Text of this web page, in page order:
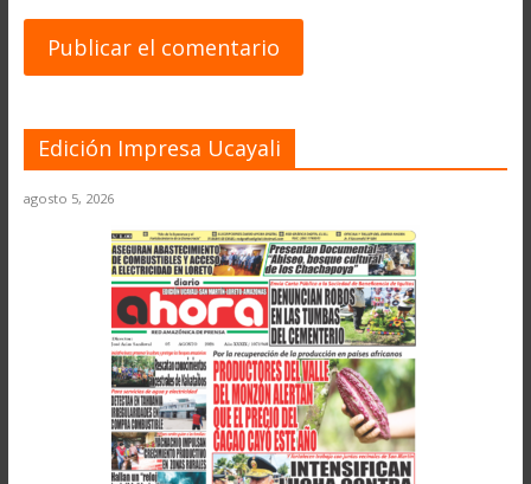
Edición Impresa Ucayali
agosto 5, 2026